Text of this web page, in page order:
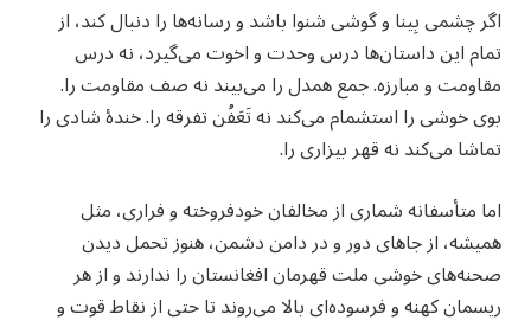
اگر چشمی بِینا و گوشی شنوا باشد و رسانه‌ها را دنبال کند، از
تمام این داستان‌ها درس وحدت و اخوت می‌گیرد، نه درس
مقاومت و مبارزه. جمع همدل را می‌بیند نه صف مقاومت را.
بوی خوشی را استشمام می‌کند نه تَعَفُن تفرقه را. خندۀ شادی را
تماشا می‌کند نه قهر بیزاری را.
اما متأسفانه شماری از مخالفان خودفروخته و فراری، مثل
همیشه، از جاهای دور و در دامن دشمن، هنوز تحمل دیدن
صحنه‌های خوشی ملت قهرمان افغانستان را ندارند و از هر
ریسمان کهنه و فرسوده‌ای بالا می‌روند تا حتی از نقاط قوت و